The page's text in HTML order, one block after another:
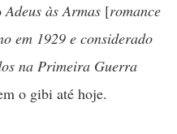
Adeus às Armas [romance
em 1929 e considerado
na Primeira Guerra
o gibi até hoje.